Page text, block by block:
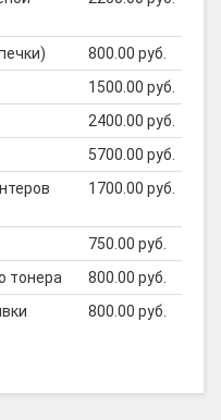
800.00 руб.
1500.00 руб.
2400.00 руб.
5700.00 руб.
1700.00 руб.
750.00 руб.
тонера
800.00 руб.
800.00 руб.